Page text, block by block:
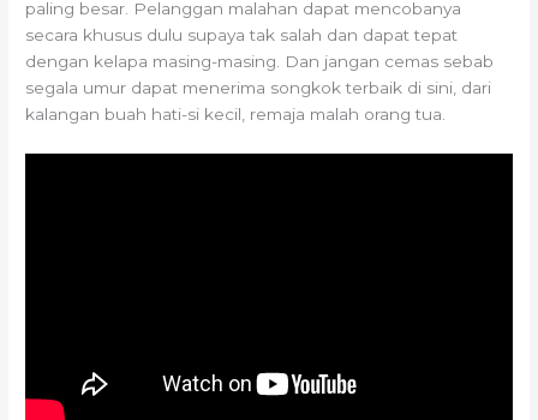
paling besar. Pelanggan malahan dapat mencobanya
secara khusus dulu supaya tak salah dan dapat tepat
dengan kelapa masing-masing. Dan jangan cemas sebab
segala umur dapat menerima songkok terbaik di sini, dari
kalangan buah hati-si kecil, remaja malah orang tua.